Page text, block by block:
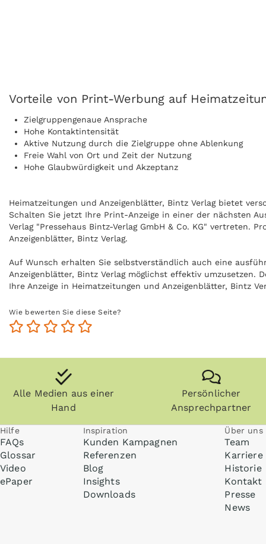
Vorteile von Print-Werbung auf
Zielgruppengenaue Ansprache
Hohe Kontaktintensität
Aktive Nutzung durch die Zielgruppe ohne Ablenkung
Freie Wahl von Ort und Zeit der Nutzung
Hohe Glaubwürdigkeit und Akzeptanz
Heimatzeitungen und Anzeigenblätter, Bintz Verlag bietet
Schalten Sie jetzt Ihre Print-Anzeige in einer der nächsten
Verlag "Pressehaus Bintz-Verlag GmbH & Co. KG"
Anzeigenblätter, Bintz Verlag.
Auf Wunsch erhalten Sie selbstverständlich auch eine
Anzeigenblätter, Bintz Verlag möglichst effektiv
Ihre Anzeige in Heimatzeitungen und Anzeigenblätter, Bintz
Mehr Informationen zum Thema Print-Werbung finden Sie
Wie bewerten Sie diese Seite?
Alle Medien aus einer
Hand
Persönlicher
Ansprechpartner
Hilfe
FAQs
Glossar
Video
ePaper
Inspiration
Kunden Kampagnen
Referenzen
Blog
Insights
Downloads
Über uns
Team
Karriere
Historie
Kontakt
Presse
News